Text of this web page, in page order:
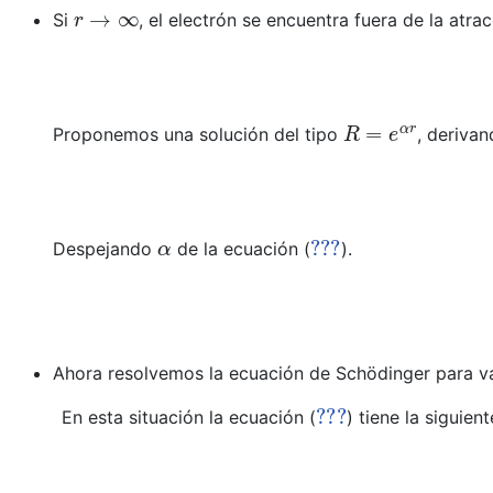
Si , el electrón se encuentra fuera de la
Proponemos una solución del tipo R= r ,
Despejando de la ecuación (???).
Ahora resolvemos la ecuación de Schödinger para
En esta situación la ecuación (???) tiene la